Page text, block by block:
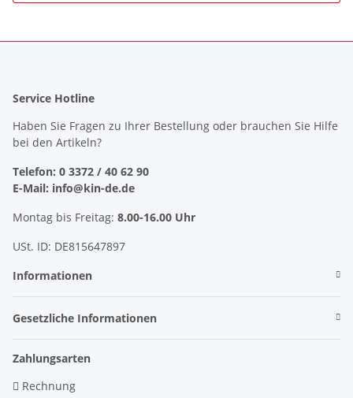
Service Hotline
Haben Sie Fragen zu Ihrer Bestellung oder brauchen Sie Hilfe
bei den Artikeln?
Telefon: 0 3372 / 40 62 90
E-Mail: info@kin-de.de
Montag bis Freitag: 8.00-16.00 Uhr
USt. ID: DE815647897
Informationen
Gesetzliche Informationen
Zahlungsarten
Rechnung